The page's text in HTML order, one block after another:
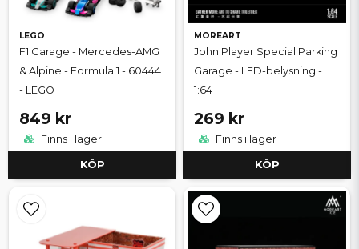
LEGO
F1 Garage - Mercedes-AMG
& Alpine - Formula 1 - 60444
- LEGO
849 kr
Finns i lager
KÖP
MOREART
John Player Special Parking
Garage - LED-belysning -
1:64
269 kr
Finns i lager
KÖP